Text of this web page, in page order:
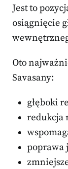
Jest to
osiągnięcie
Oto
Savasany:
głęboki
redukcja
poprawa